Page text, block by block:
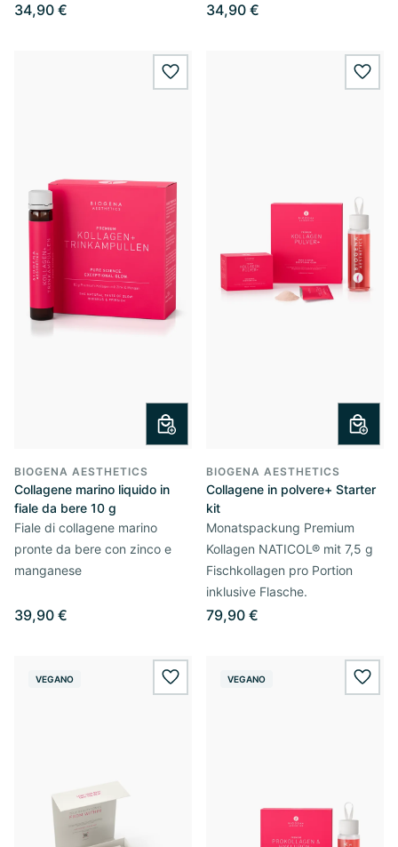
34,90 € 34,90 €
wishlist.add
BIOGENA AESTHETICS
Collagene marino liquido in
fiale da bere 10 g
Fiale di collagene marino
pronte da bere con zinco e
manganese
39,90 €
BIOGENA AESTHETICS
Collagene in polvere+ Starter
kit
Monatspackung Premium
Kollagen NATICOL® mit 7,5 g
Fischkollagen pro Portion
inklusive Flasche.
79,90 €
VEGANO wishlist.add
VEGANO